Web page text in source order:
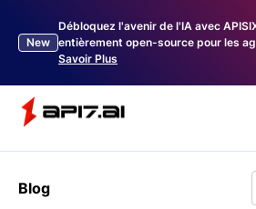
New
Débloquez l'avenir de l'IA avec
entièrement open-source pour les
Savoir Plus
Blog